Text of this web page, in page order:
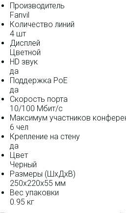
Производитель
Fanvil
Количество линий
4 шт
Дисплей
Цветной
HD звук
да
Поддержка PoE
да
Скорость порта
10/100 Мбит/с
Максимум участников
6 чел
Крепление на стену
да
Цвет
Черный
Размеры (ШxДxВ)
250x220x55 мм
Вес упаковки
0.95 кг